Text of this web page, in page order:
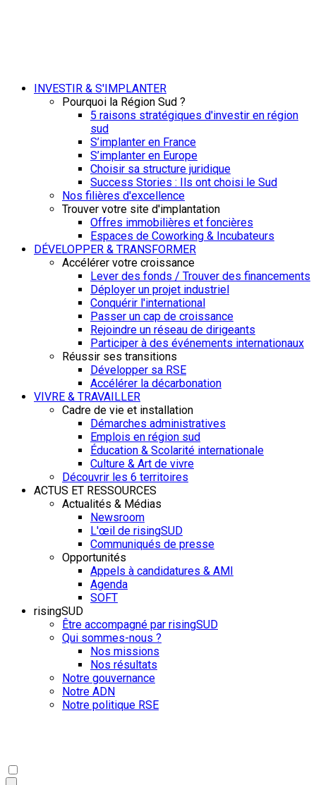
INVESTIR & S'IMPLANTER
Pourquoi la Région Sud ?
5 raisons stratégiques d'investir en région
sud
S’implanter en France
S’implanter en Europe
Choisir sa structure juridique
Success Stories : Ils ont choisi le Sud
Nos filières d'excellence
Trouver votre site d'implantation
Offres immobilières et foncières
Espaces de Coworking & Incubateurs
DÉVELOPPER & TRANSFORMER
Accélérer votre croissance
Lever des fonds / Trouver des financements
Déployer un projet industriel
Conquérir l'international
Passer un cap de croissance
Rejoindre un réseau de dirigeants
Participer à des événements internationaux
Réussir ses transitions
Développer sa RSE
Accélérer la décarbonation
VIVRE & TRAVAILLER
Cadre de vie et installation
Démarches administratives
Emplois en région sud
Éducation & Scolarité internationale
Culture & Art de vivre
Découvrir les 6 territoires
ACTUS ET RESSOURCES
Actualités & Médias
Newsroom
L'œil de risingSUD
Communiqués de presse
Opportunités
Appels à candidatures & AMI
Agenda
SOFT
risingSUD
Être accompagné par risingSUD
Qui sommes-nous ?
Nos missions
Nos résultats
Notre gouvernance
Notre ADN
Notre politique RSE